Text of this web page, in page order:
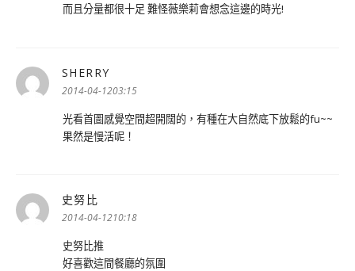
而且分量都很十足 難怪薇樂莉會想念這邊的時光!
SHERRY
示:
2014-04-1203:15
光看首圖感覺空間超開闊的，有種在大自然底下放鬆的fu~~
果然是慢活呢！
史努比
示:
2014-04-1210:18
史努比推
好喜歡這間餐廳的氛圍